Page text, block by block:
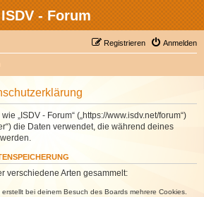
ISDV - Forum
Anmelden
Registrieren
„ISDV - Forum“ („https://www.isdv.net/forum“)
die Daten verwendet, die während deines
verschiedene Arten gesammelt:
bei deinem Besuch des Boards mehrere Cookies.